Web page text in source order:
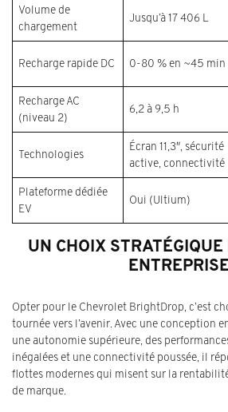
Volume de
chargement
Jusqu’à 17 406 L
Recharge rapide DC 0-80 % en ~45 min
Recharge AC
(niveau 2)
6,2 à 9,5 h
Technologies
Écran 11,3″, sécurité
active, connectivité
Plateforme dédiée
EV
Oui (Ultium)
UN CHOIX STRATÉGIQUE
ENTREPRISE
Opter pour le Chevrolet BrightDrop, c’est
tournée vers l’avenir. Avec une conception
une autonomie supérieure, des
inégalées et une connectivité poussée, il
flottes modernes qui misent sur la
de marque.